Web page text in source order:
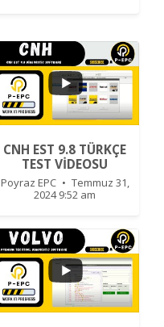
CNH EST 9.8 TÜRKÇE
TEST VİDEOSU
Poyraz EPC
Temmuz 31,
2024 9:52 am
0